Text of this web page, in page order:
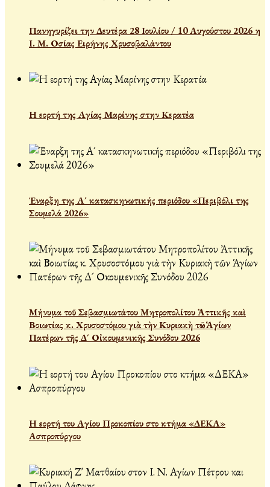
Πανηγυρίζει την Δευτέρα 28 Ιουλίου / 10 Αυγούστου 2026 η
Ι. Μ. Οσίας Ειρήνης Χρυσοβαλάντου
Η εορτή της Αγίας Μαρίνης στην Κερατέα
Έναρξη της Α´ κατασκηνωτικής περιόδου «Περιβόλι της
Σουμελά 2026»
Μήνυμα τοῦ Σεβασμιωτάτου Μητροπολίτου Ἀττικῆς καὶ
Βοιωτίας κ. Χρυσοστόμου γιὰ τὴν Κυριακὴ τῶν Ἁγίων
Πατέρων τῆς Δ´ Οἰκουμενικῆς Συνόδου 2026
Η εορτή του Αγίου Προκοπίου στο κτήμα «ΔΕΚΑ»
Ασπροπύργου